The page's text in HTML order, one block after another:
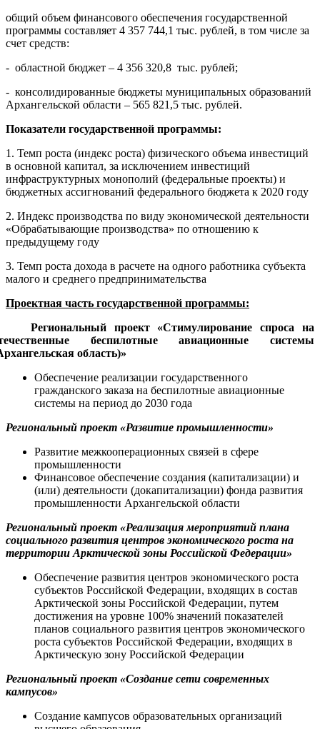
общий объем финансового обеспечения государственной
программы составляет 4 357 744,1 тыс. рублей, в том числе за
счет средств:
- областной бюджет – 4 356 320,8 тыс. рублей;
- консолидированные бюджеты муниципальных образований
Архангельской области – 565 821,5 тыс. рублей.
Показатели государственной программы:
1. Темп роста (индекс роста) физического объема инвестиций
в основной капитал, за исключением инвестиций
инфраструктурных монополий (федеральные проекты) и
бюджетных ассигнований федерального бюджета к 2020 году
2. Индекс производства по виду экономической деятельности
«Обрабатывающие производства» по отношению к
предыдущему году
3. Темп роста дохода в расчете на одного работника субъекта
малого и среднего предпринимательства
Проектная часть государственной программы:
Региональный проект «Стимулирование спроса на
беспилотные авиационные системы
область)»
Обеспечение реализации государственного
гражданского заказа на беспилотные авиационные
системы на период до 2030 года
Региональный проект «Развитие промышленности»
Развитие межкооперационных связей в сфере
промышленности
Финансовое обеспечение создания (капитализации) и
(или) деятельности (докапитализации) фонда развития
промышленности Архангельской области
Региональный проект «Реализация мероприятий плана
социального развития центров экономического роста на
территории Арктической зоны Российской Федерации»
Обеспечение развития центров экономического роста
субъектов Российской Федерации, входящих в состав
Арктической зоны Российской Федерации, путем
достижения на уровне 100% значений показателей
планов социального развития центров экономического
роста субъектов Российской Федерации, входящих в
Арктическую зону Российской Федерации
Региональный проект «Создание сети современных
кампусов»
Создание кампусов образовательных организаций